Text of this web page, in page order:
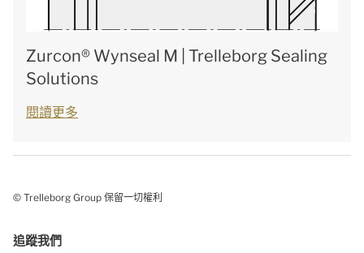
Zurcon® Wynseal M | Trelleborg Sealing
Solutions
閱讀更多
© Trelleborg Group 保留一切權利
追蹤我們